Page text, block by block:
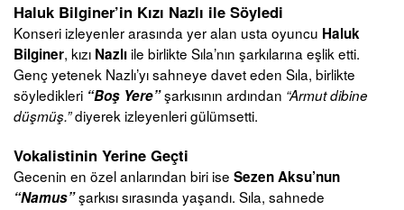
Haluk Bilginer’in Kızı Nazlı ile Söyledi
Konseri izleyenler arasında yer alan usta oyuncu Haluk
Bilginer, kızı Nazlı ile birlikte Sıla’nın şarkılarına eşlik etti.
Genç yetenek Nazlı’yı sahneye davet eden Sıla, birlikte
söyledikleri “Boş Yere”şarkısının ardından “Armut dibine
düşmüş.”diyerek izleyenleri gülümsetti.
Vokalistinin Yerine Geçti
Gecenin en özel anlarından biri ise Sezen Aksu’nun
“Namus”şarkısı sırasında yaşandı. Sıla, sahnede